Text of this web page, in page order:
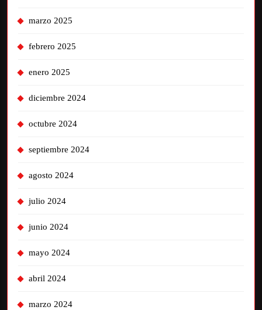
marzo 2025
febrero 2025
enero 2025
diciembre 2024
octubre 2024
septiembre 2024
agosto 2024
julio 2024
junio 2024
mayo 2024
abril 2024
marzo 2024